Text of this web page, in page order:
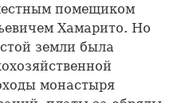
помещиком
Хамарито. Но
земли была
монастыря